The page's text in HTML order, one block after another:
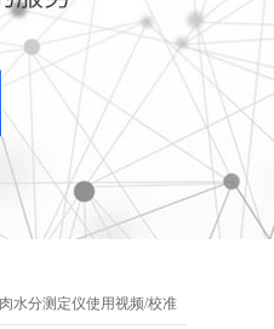
水分测定仪使用视频/校准